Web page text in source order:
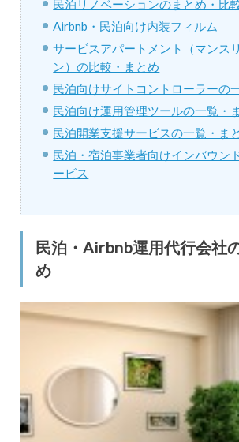
民泊リノベーションのまとめ・比
Airbnb・民泊向け内装フィルム
サービスアパートメント（マンス
ン）の比較・まとめ
民泊向けサイトコントローラーの
民泊向け運用管理ツールの一覧・
民泊開業支援サービスの一覧・ま
民泊・宿泊事業者向けインバウン
ービス
民泊・Airbnb運用代行会社
め